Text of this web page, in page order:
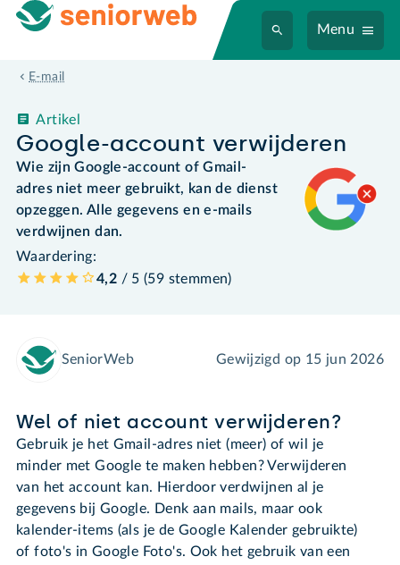
Menu
E-mail
Google-account verwijderen
Artikel
Wie zijn Google-account of Gmail-
adres niet meer gebruikt, kan de dienst
opzeggen. Alle gegevens en e-mails
verdwijnen dan.
Waardering:
4,2 / 5 (59 stemmen)
SeniorWeb Gewijzigd op 15 jun 2026
Wel of niet account verwijderen?
Gebruik je het Gmail-adres niet (meer) of wil je
minder met Google te maken hebben? Verwijderen
van het account kan. Hierdoor verdwijnen al je
gegevens bij Google. Denk aan mails, maar ook
kalender-items (als je de Google Kalender gebruikte)
of foto's in Google Foto's. Ook het gebruik van een